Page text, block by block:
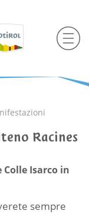
Racines
Isarco in
sempre